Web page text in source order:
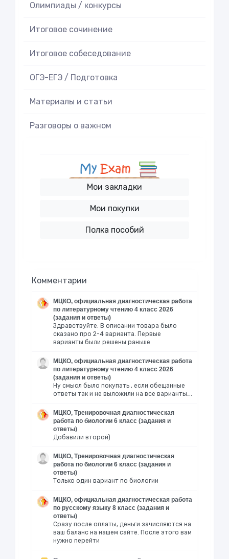
Олимпиады / конкурсы
Итоговое cочинение
Итоговое cобеседование
ОГЭ-ЕГЭ / Подготовка
Материалы и статьи
Разговоры о важном
Мои закладки
Мои покупки
Полка пособий
Комментарии
МЦКО, официальная диагностическая работа
по литературному чтению 4 класс 2026
(задания и ответы)
Здравствуйте. В описании товара было
сказано про 2-4 варианта. Первые
варианты были решены раньше
МЦКО, официальная диагностическая работа
по литературному чтению 4 класс 2026
(задания и ответы)
Ну смысл было покупать , если обещанные
ответы так и не выложили на все варианты….
МЦКО, Тренировочная диагностическая
работа по биологии 6 класс (задания и
ответы)
Добавили второй)
МЦКО, Тренировочная диагностическая
работа по биологии 6 класс (задания и
ответы)
Только один вариант по биологии
МЦКО, официальная диагностическая работа
по русскому языку 8 класс (задания и
ответы)
Сразу после оплаты, деньги зачисляются на
ваш баланс на нашем сайте. После этого вам
нужно перейти